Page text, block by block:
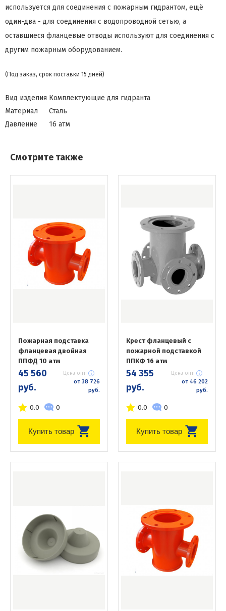
используется для соединения с пожарным гидрантом, ещё
один-два - для соединения с водопроводной сетью, а
оставшиеся фланцевые отводы используют для соединения с
другим пожарным оборудованием.
(Под заказ, срок поставки 15 дней)
Вид изделия Комплектующие для гидранта
Материал
Сталь
Давление
16 атм
Смотрите также
Пожарная подставка
фланцевая двойная
ППФД 10 атм
45 560
руб.
Цена опт:
от 38 726
руб.
0.0 0
Купить товар
Крест фланцевый с
пожарной подставкой
ППКФ 16 атм
54 355
руб.
Цена опт:
от 46 202
руб.
0.0 0
Купить товар